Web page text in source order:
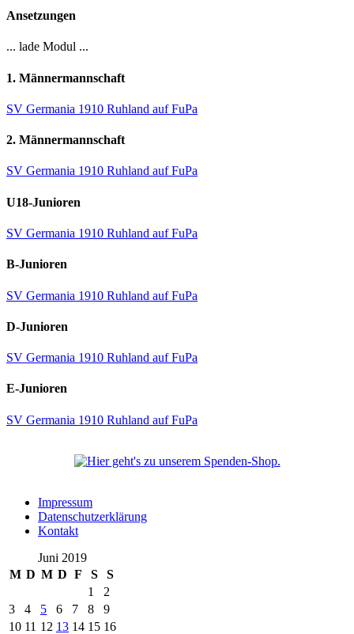
Ansetzungen
... lade Modul ...
1. Männermannschaft
SV Germania 1910 Ruhland auf FuPa
2. Männermannschaft
SV Germania 1910 Ruhland auf FuPa
U18-Junioren
SV Germania 1910 Ruhland auf FuPa
B-Junioren
SV Germania 1910 Ruhland auf FuPa
D-Junioren
SV Germania 1910 Ruhland auf FuPa
E-Junioren
SV Germania 1910 Ruhland auf FuPa
Impressum
Datenschutzerklärung
Kontakt
Juni 2019
M D M D F S
S
1
2
3
4 5 6 7 8
9
10 11 12 13 14 15 16